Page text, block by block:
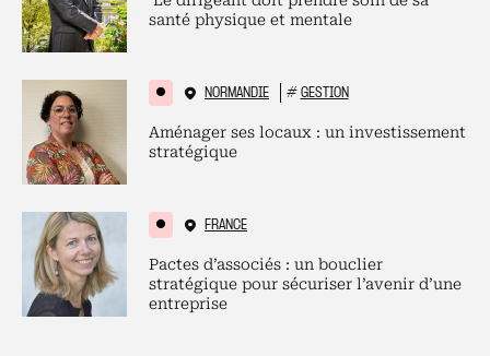
santé physique et mentale
NORMANDIE # GESTION
Aménager ses locaux : un investissement
stratégique
FRANCE
Pactes d’associés : un bouclier
stratégique pour sécuriser l’avenir d’une
entreprise